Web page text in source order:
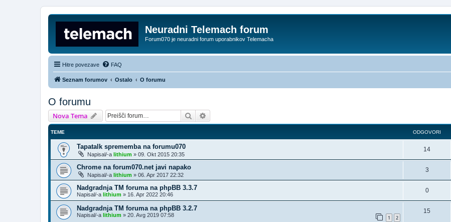
Neuradni Telemach forum
Forum070 je neuradni forum uporabnikov Telemacha
Hitre povezave FAQ
Seznam forumov Ostalo O forumu
O forumu
Nova Tema Iskanje
TEME ODGOVORI
Tapatalk sprememba na forumu070
Napisal/-a lithium » 09. Okt 2015 20:35
14
Chrome na forum070.net javi napako
Napisal/-a lithium » 06. Apr 2017 22:32
3
Nadgradnja TM foruma na phpBB 3.3.7
Napisal/-a lithium » 16. Apr 2022 20:46
0
Nadgradnja TM foruma na phpBB 3.2.7
Napisal/-a lithium » 20. Avg 2019 07:58 1 2
15